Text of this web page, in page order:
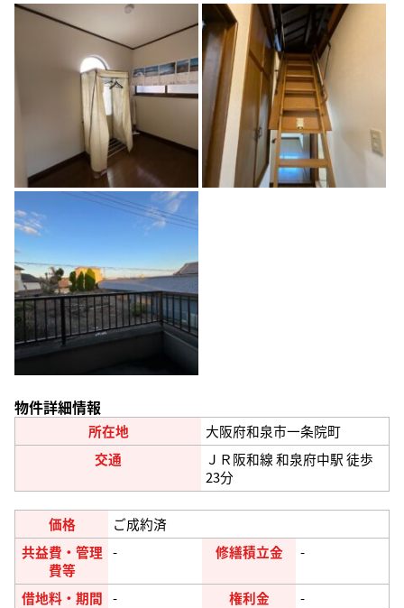
物件詳細情報
所在地
大阪府和泉市一条院町
交通
ＪＲ阪和線 和泉府中駅 徒歩
23分
価格
ご成約済
共益費・管理
費等
- 修繕積立金 -
借地料・期間 - 権利金
-